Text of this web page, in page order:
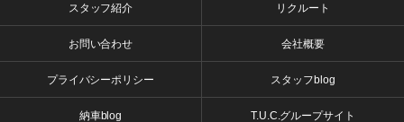
スタッフ紹介 リクルート
お問い合わせ 会社概要
プライバシーポリシー スタッフblog
納車blog T.U.C.グループサイト